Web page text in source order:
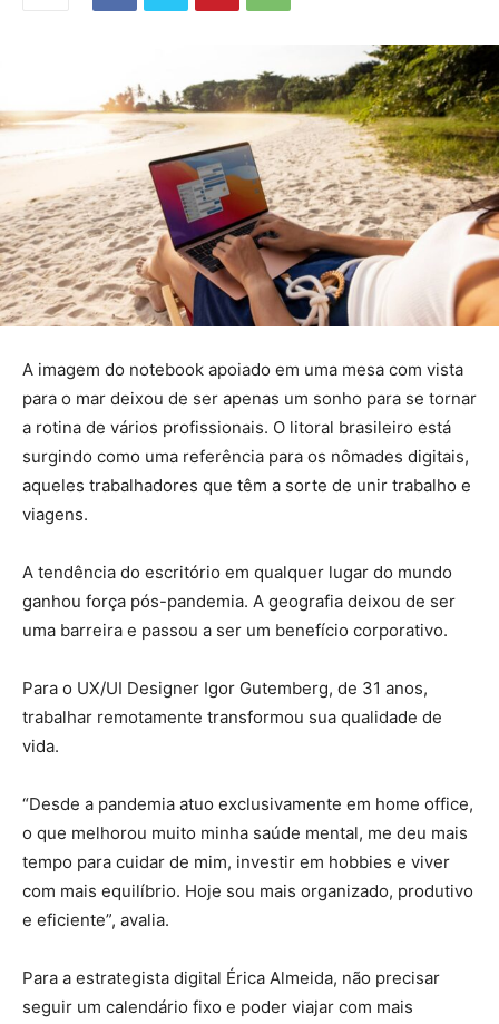
A imagem do notebook apoiado em uma mesa com vista
para o mar deixou de ser apenas um sonho para se tornar
a rotina de vários profissionais. O litoral brasileiro está
surgindo como uma referência para os nômades digitais,
aqueles trabalhadores que têm a sorte de unir trabalho e
viagens.
A tendência do escritório em qualquer lugar do mundo
ganhou força pós-pandemia. A geografia deixou de ser
uma barreira e passou a ser um benefício corporativo.
Para o UX/UI Designer Igor Gutemberg, de 31 anos,
trabalhar remotamente transformou sua qualidade de
vida.
“Desde a pandemia atuo exclusivamente em home office,
o que melhorou muito minha saúde mental, me deu mais
tempo para cuidar de mim, investir em hobbies e viver
com mais equilíbrio. Hoje sou mais organizado, produtivo
e eficiente”, avalia.
Para a estrategista digital Érica Almeida, não precisar
seguir um calendário fixo e poder viajar com mais